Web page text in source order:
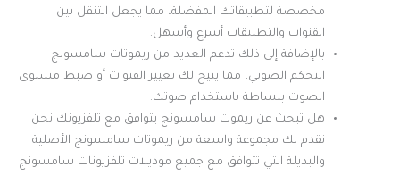
مخصصة لتطبيقاتك المفضلة، مما يجعل التنقل بين
القنوات والتطبيقات أسرع وأسهل.
بالإضافة إلى ذلك تدعم العديد من ريموتات سامسونج
التحكم الصوتي، مما يتيح لك تغيير القنوات أو ضبط مستوى
الصوت ببساطة باستخدام صوتك.
هل تبحث عن ريموت سامسونج يتوافق مع تلفزيونك نحن
نقدم لك مجموعة واسعة من ريموتات سامسونج الأصلية
والبديلة التي تتوافق مع جميع موديلات تلفزيونات سامسونج